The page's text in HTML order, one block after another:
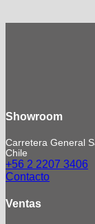
Showroom
Carretera General
Chile
+56 2 2207 3406
Contacto
Ventas